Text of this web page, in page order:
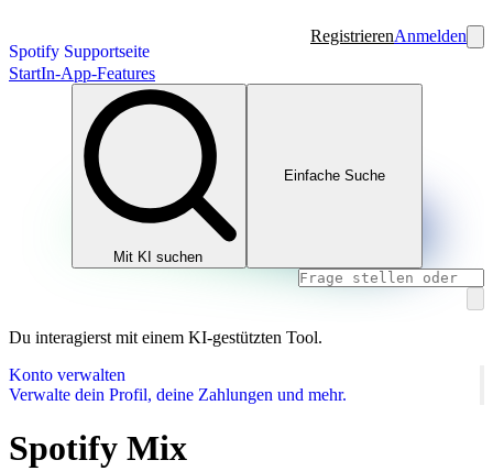
Spotify Supportseite
RegistrierenAnmelden
StartIn-App-Features
Mit KI suchen
Einfache Suche
Du interagierst mit einem KI-gestützten Tool.
Konto verwalten
Verwalte dein Profil, deine Zahlungen und mehr.
Spotify Mix